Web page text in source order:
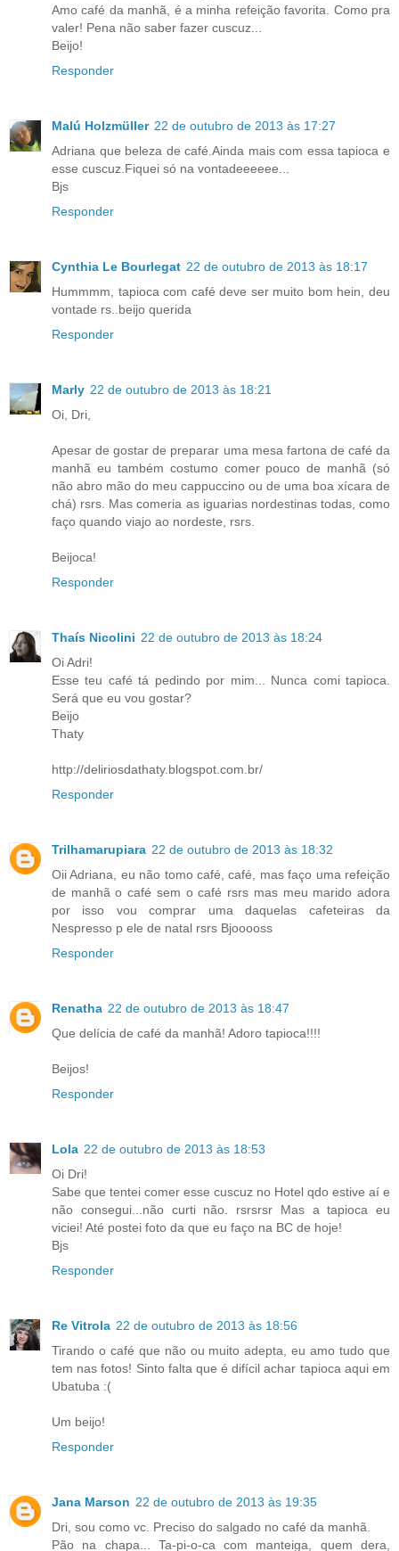
Amo café da manhã, é a minha refeição favorita. Como pra
valer! Pena não saber fazer cuscuz...
Beijo!
Responder
Malú Holzmüller 22 de outubro de 2013 às 17:27
Adriana que beleza de café.Ainda mais com essa tapioca e
esse cuscuz.Fiquei só na vontadeeeeee...
Bjs
Responder
Cynthia Le Bourlegat 22 de outubro de 2013 às 18:17
Hummmm, tapioca com café deve ser muito bom hein, deu
vontade rs..beijo querida
Responder
Marly 22 de outubro de 2013 às 18:21
Oi, Dri,
Apesar de gostar de preparar uma mesa fartona de café da
manhã eu também costumo comer pouco de manhã (só
não abro mão do meu cappuccino ou de uma boa xícara de
chá) rsrs. Mas comeria as iguarias nordestinas todas, como
faço quando viajo ao nordeste, rsrs.
Beijoca!
Responder
Thaís Nicolini 22 de outubro de 2013 às 18:24
Oi Adri!
Esse teu café tá pedindo por mim... Nunca comi tapioca.
Será que eu vou gostar?
Beijo
Thaty
http://deliriosdathaty.blogspot.com.br/
Responder
Trilhamarupiara 22 de outubro de 2013 às 18:32
Oii Adriana, eu não tomo café, café, mas faço uma refeição
de manhã o café sem o café rsrs mas meu marido adora
por isso vou comprar uma daquelas cafeteiras da
Nespresso p ele de natal rsrs Bjooooss
Responder
Renatha 22 de outubro de 2013 às 18:47
Que delícia de café da manhã! Adoro tapioca!!!!
Beijos!
Responder
Lola 22 de outubro de 2013 às 18:53
Oi Dri!
Sabe que tentei comer esse cuscuz no Hotel qdo estive aí e
não consegui...não curti não. rsrsrsr Mas a tapioca eu
viciei! Até postei foto da que eu faço na BC de hoje!
Bjs
Responder
Re Vitrola 22 de outubro de 2013 às 18:56
Tirando o café que não ou muito adepta, eu amo tudo que
tem nas fotos! Sinto falta que é difícil achar tapioca aqui em
Ubatuba :(
Um beijo!
Responder
Jana Marson 22 de outubro de 2013 às 19:35
Dri, sou como vc. Preciso do salgado no café da manhã.
Pão na chapa... Ta-pi-o-ca com manteiga, quem dera,